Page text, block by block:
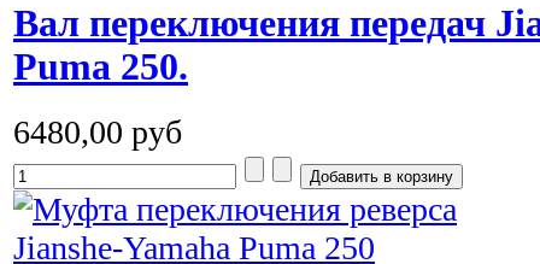
Вал переключения передач
Puma 250.
6480,00 руб